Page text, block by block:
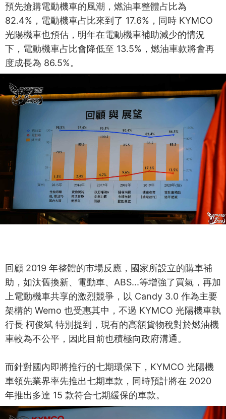
預先搶購電動機車的風潮，燃油車整體占比為
82.4%，電動機車占比來到了 17.6%，同時 KYMCO
光陽機車也預估，明年在電動機車補助減少的情況
下，電動機車占比會降低至 13.5%，燃油車款將會再
度成長為 86.5%。
回顧 2019 年整體的市場反應，國家所設立的購車補
助，如汰舊換新、電動車、ABS...等增強了買氣，再加
上電動機車共享的激烈競爭，以 Candy 3.0 作為主要
架構的 Wemo 也受惠其中，不過 KYMCO 光陽機車執
行長 柯俊斌 特別提到，現有的高額貨物稅對於燃油機
車較為不公平，因此目前也積極向政府溝通。
而針對國內即將推行的七期環保下，KYMCO 光陽機
車領先業界率先推出七期車款，同時預計將在 2020
年推出多達 15 款符合七期緩保的車款。